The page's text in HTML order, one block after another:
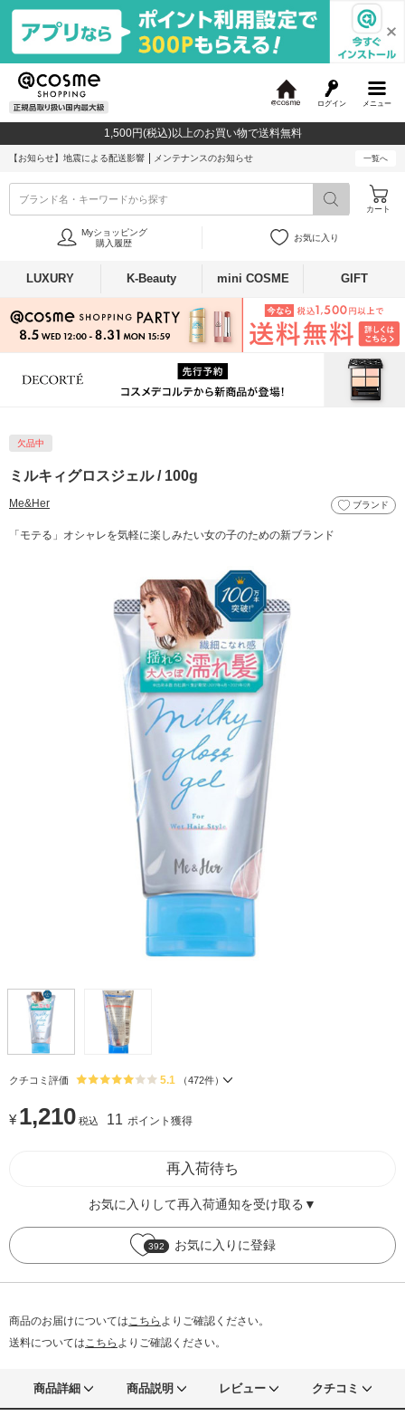
メニュー
ログイン
c
o
1,500円(税込)以上のお買い物で送料無料
【お知らせ】 地震による配送影響 メンテナンスのお知らせ 一覧へ
ブランド名・キーワードから探す
カート
Myショッピング
購入履歴
お気に入り
LUXURY K-Beauty mini COSME GIFT
欠品中
ミルキィグロスジェル / 100g
Me&Her ブランド
「モテる」オシャレを気軽に楽しみたい女の子のための新ブランド
クチコミ評価 5.1 （472件）
¥ 1,210 税込 11 ポイント獲得
再入荷待ち
お気に入りして再入荷通知を受け取る▼
392 お気に入りに登録
商品のお届けについてはこちら よりご確認ください。
送料についてはこちら よりご確認ください。
商品詳細 商品説明 レビュー クチコミ